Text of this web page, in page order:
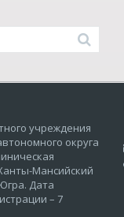
учреждения
округа
Мансийский
Дата
– 7